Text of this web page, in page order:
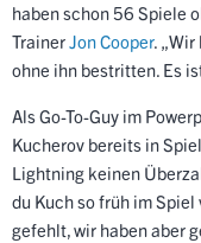
haben schon 56 Spiele
TrainerJon Cooper.
ohne ihn bestritten. Es
Als Go-To-Guy im
Kucherov bereits in
Lightning keinen
du Kuch so früh im
gefehlt, wir haben aber